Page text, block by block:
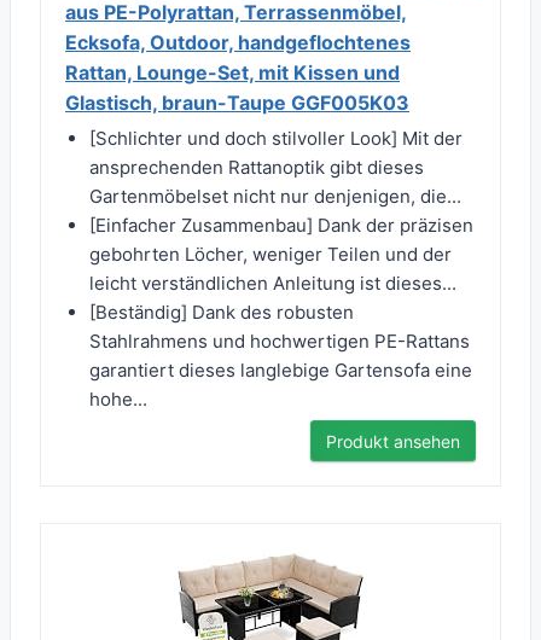
aus PE-Polyrattan, Terrassenmöbel,
Ecksofa, Outdoor, handgeflochtenes
Rattan, Lounge-Set, mit Kissen und
Glastisch, braun-Taupe GGF005K03
[Schlichter und doch stilvoller Look] Mit der
ansprechenden Rattanoptik gibt dieses
Gartenmöbelset nicht nur denjenigen, die...
[Einfacher Zusammenbau] Dank der präzisen
gebohrten Löcher, weniger Teilen und der
leicht verständlichen Anleitung ist dieses...
[Beständig] Dank des robusten
Stahlrahmens und hochwertigen PE-Rattans
garantiert dieses langlebige Gartensofa eine
hohe...
Produkt ansehen